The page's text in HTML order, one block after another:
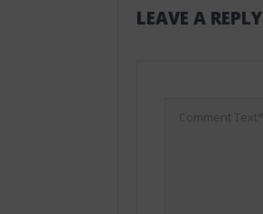
LEAVE A REPLY